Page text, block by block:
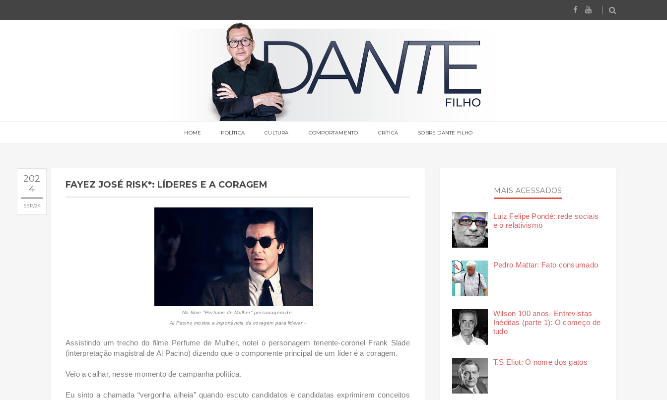
HOME POLÍTICA CULTURA COMPORTAMENTO CRÍTICA SOBRE DANTE FILHO
202
4
SEP 24
FAYEZ JOSÉ RISK*: LÍDERES E A CORAGEM
No filme "Perfume de Mulher" personagem de
Al Pacino mostra a importância da coragem para liderar -
Assistindo um trecho do filme Perfume de Mulher, notei o personagem tenente-coronel Frank Slade
(interpretação magistral de Al Pacino) dizendo que o componente principal de um líder é a coragem.
Veio a calhar, nesse momento de campanha política.
Eu sinto a chamada “vergonha alheia” quando escuto candidatos e candidatas exprimirem conceitos
MAIS ACESSADOS
Luiz Felipe Pondé: rede sociais
e o relativismo
Pedro Mattar: Fato consumado
Wilson 100 anos- Entrevistas
Inéditas (parte 1): O começo de
tudo
T.S Eliot: O nome dos gatos